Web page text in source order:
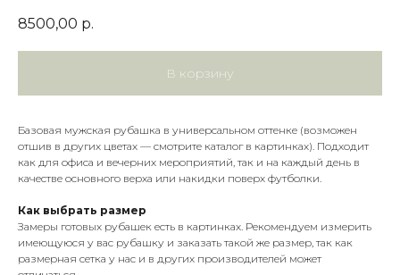
8500,00 р.
В корзину
Базовая мужская рубашка в универсальном оттенке (возможен
отшив в других цветах — смотрите каталог в картинках). Подходит
как для офиса и вечерних мероприятий, так и на каждый день в
качестве основного верха или накидки поверх футболки.
Как выбрать размер
Замеры готовых рубашек есть в картинках. Рекомендуем измерить
имеющуюся у вас рубашку и заказать такой же размер, так как
размерная сетка у нас и в других производителей может